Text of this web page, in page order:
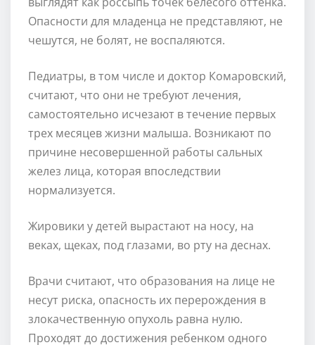
Опасности для младенца не представляют, не
чешутся, не болят, не воспаляются.
Педиатры, в том числе и доктор Комаровский,
считают, что они не требуют лечения,
самостоятельно исчезают в течение первых
трех месяцев жизни малыша. Возникают по
причине несовершенной работы сальных
желез лица, которая впоследствии
нормализуется.
Жировики у детей вырастают на носу, на
веках, щеках, под глазами, во рту на деснах.
Врачи считают, что образования на лице не
несут риска, опасность их перерождения в
злокачественную опухоль равна нулю.
Проходят до достижения ребенком одного